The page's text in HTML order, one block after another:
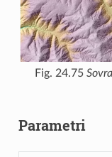
Fig. 24.75
Parametri